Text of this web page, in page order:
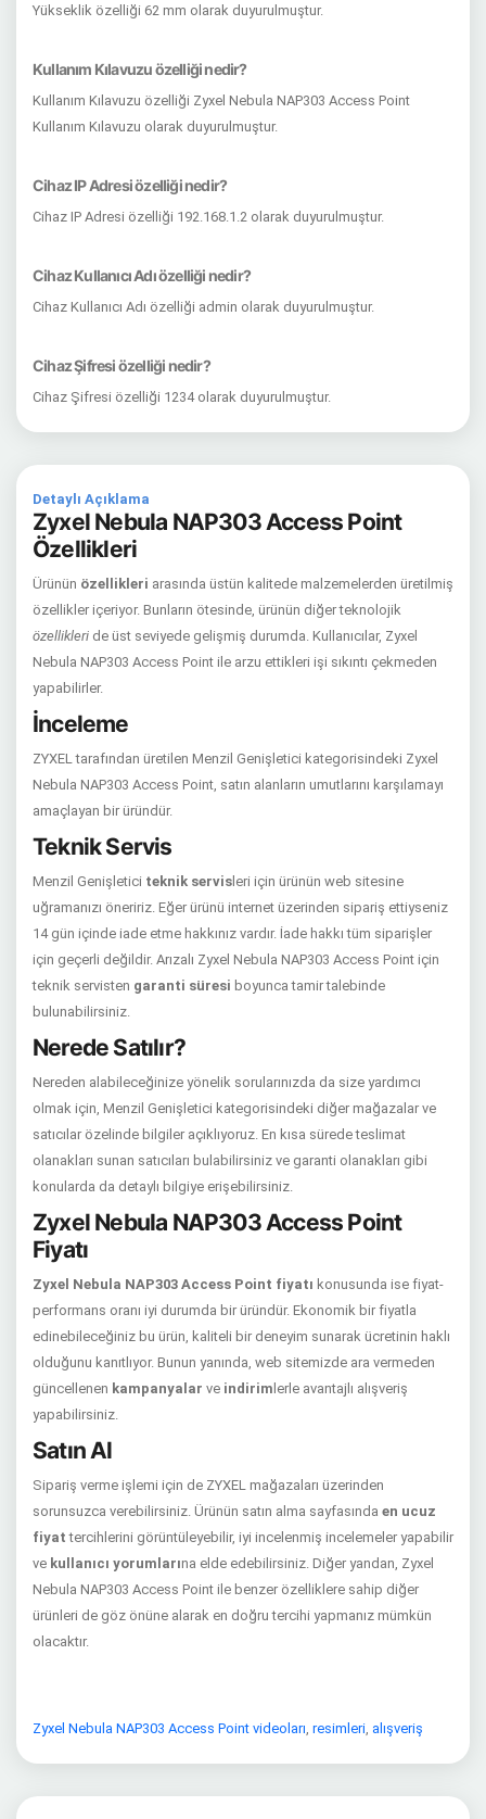
Yükseklik özelliği 62 mm olarak duyurulmuştur.
Kullanım Kılavuzu özelliği nedir?
Kullanım Kılavuzu özelliği Zyxel Nebula NAP303 Access Point
Kullanım Kılavuzu olarak duyurulmuştur.
Cihaz IP Adresi özelliği nedir?
Cihaz IP Adresi özelliği 192.168.1.2 olarak duyurulmuştur.
Cihaz Kullanıcı Adı özelliği nedir?
Cihaz Kullanıcı Adı özelliği admin olarak duyurulmuştur.
Cihaz Şifresi özelliği nedir?
Cihaz Şifresi özelliği 1234 olarak duyurulmuştur.
Detaylı Açıklama
Zyxel Nebula NAP303 Access Point
Özellikleri
Ürünün özellikleri arasında üstün kalitede malzemelerden üretilmiş
özellikler içeriyor. Bunların ötesinde, ürünün diğer teknolojik
özellikleri de üst seviyede gelişmiş durumda. Kullanıcılar, Zyxel
Nebula NAP303 Access Point ile arzu ettikleri işi sıkıntı çekmeden
yapabilirler.
İnceleme
ZYXEL tarafından üretilen Menzil Genişletici kategorisindeki Zyxel
Nebula NAP303 Access Point, satın alanların umutlarını karşılamayı
amaçlayan bir üründür.
Teknik Servis
Menzil Genişletici teknik servis leri için ürünün web sitesine
uğramanızı öneririz. Eğer ürünü internet üzerinden sipariş ettiyseniz
14 gün içinde iade etme hakkınız vardır. İade hakkı tüm siparişler
için geçerli değildir. Arızalı Zyxel Nebula NAP303 Access Point için
teknik servisten garanti süresi boyunca tamir talebinde
bulunabilirsiniz.
Nerede Satılır?
Nereden alabileceğinize yönelik sorularınızda da size yardımcı
olmak için, Menzil Genişletici kategorisindeki diğer mağazalar ve
satıcılar özelinde bilgiler açıklıyoruz. En kısa sürede teslimat
olanakları sunan satıcıları bulabilirsiniz ve garanti olanakları gibi
konularda da detaylı bilgiye erişebilirsiniz.
Zyxel Nebula NAP303 Access Point
Fiyatı
Zyxel Nebula NAP303 Access Point fiyatı konusunda ise fiyat-
performans oranı iyi durumda bir üründür. Ekonomik bir fiyatla
edinebileceğiniz bu ürün, kaliteli bir deneyim sunarak ücretinin haklı
olduğunu kanıtlıyor. Bunun yanında, web sitemizde ara vermeden
güncellenen kampanyalar ve indirim lerle avantajlı alışveriş
yapabilirsiniz.
Satın Al
Sipariş verme işlemi için de ZYXEL mağazaları üzerinden
sorunsuzca verebilirsiniz. Ürünün satın alma sayfasında en ucuz
fiyat tercihlerini görüntüleyebilir, iyi incelenmiş incelemeler yapabilir
ve kullanıcı yorumlarına elde edebilirsiniz. Diğer yandan, Zyxel
Nebula NAP303 Access Point ile benzer özelliklere sahip diğer
ürünleri de göz önüne alarak en doğru tercihi yapmanız mümkün
olacaktır.
Zyxel Nebula NAP303 Access Point videoları, resimleri, alışveriş